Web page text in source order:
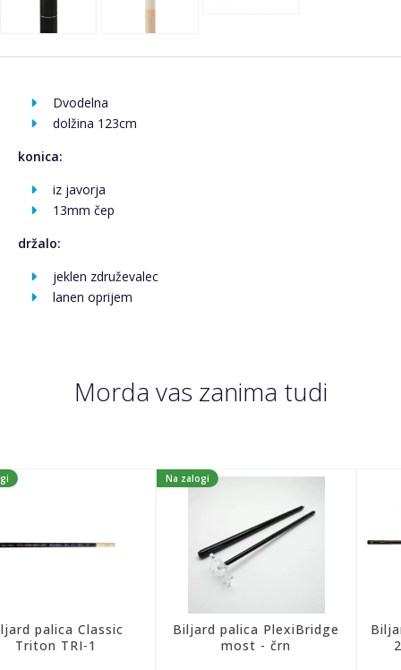
Dvodelna
dolžina 123cm
konica:
iz javorja
13mm čep
držalo:
jeklen združevalec
lanen oprijem
Morda vas zanima tudi
Classic
TRI-1
Na zalogi
Biljard palica PlexiBridge
most - črn
Biljard
2